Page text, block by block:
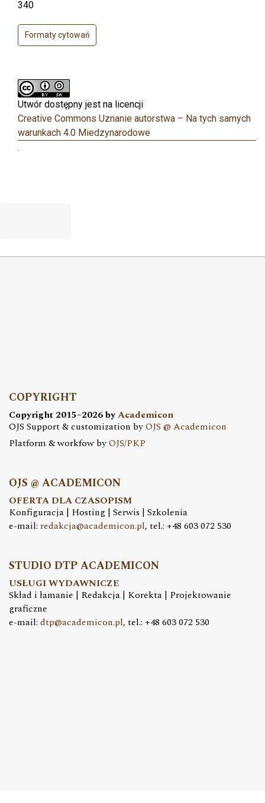
340
Formaty cytowań
Utwór dostępny jest na licencji
Creative Commons Uznanie autorstwa – Na tych samych
warunkach 4.0 Miedzynarodowe
.
COPYRIGHT
Copyright 2015–2026 byAcademicon
OJS Support & customization byOJS @ Academicon
Platform & workfow byOJS/PKP
OJS @ ACADEMICON
OFERTA DLA CZASOPISM
Konfiguracja | Hosting | Serwis | Szkolenia
e-mail: redakcja@academicon.pl, tel.: +48 603 072 530
STUDIO DTP ACADEMICON
USŁUGI WYDAWNICZE
Skład i łamanie | Redakcja | Korekta | Projektowanie
graficzne
e-mail: dtp@academicon.pl, tel.: +48 603 072 530